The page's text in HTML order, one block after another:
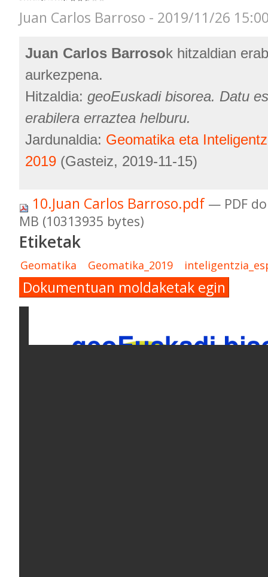
Juan Carlos Barroso - 2019/11/26
Juan Carlos Barrosok hitzaldian
aurkezpena.
Hitzaldia: geoEuskadi bisorea. Datu
erabilera erraztea helburu.
Jardunaldia: Geomatika eta
2019 (Gasteiz, 2019-11-15)
10.Juan Carlos Barroso.pdf — PDF
MB (10313935 bytes)
Etiketak
Geomatika Geomatika_2019
Dokumentuan moldaketak egin